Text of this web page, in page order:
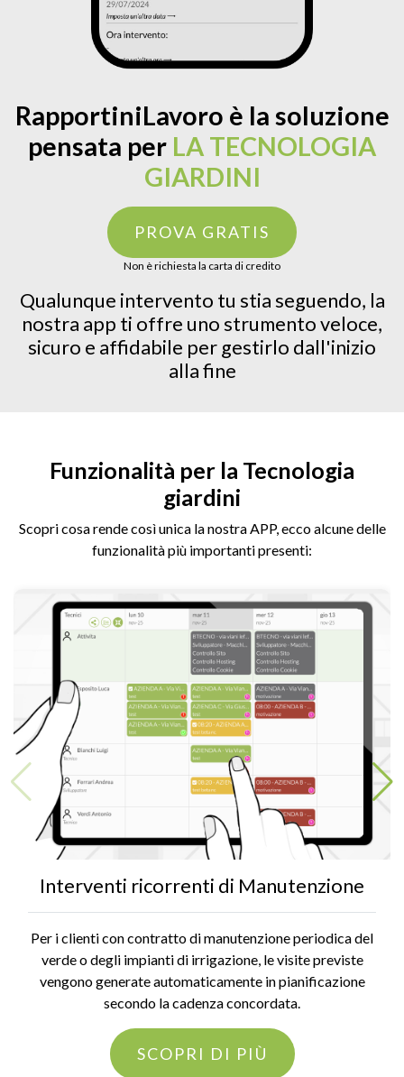
RapportiniLavoro è la soluzione
pensata per LA TECNOLOGIA
GIARDINI
PROVA GRATIS
Non è richiesta la carta di credito
Qualunque intervento tu stia seguendo, la
nostra app ti offre uno strumento veloce,
sicuro e affidabile per gestirlo dall'inizio
alla fine
Funzionalità per la Tecnologia
giardini
Scopri cosa rende così unica la nostra APP, ecco alcune delle
funzionalità più importanti presenti:
Interventi ricorrenti di Manutenzione
Per i clienti con contratto di manutenzione periodica del
verde o degli impianti di irrigazione, le visite previste
vengono generate automaticamente in pianificazione
secondo la cadenza concordata.
SCOPRI DI PIÙ